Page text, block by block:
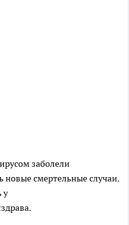
заболели
новые смертельные случаи.
у